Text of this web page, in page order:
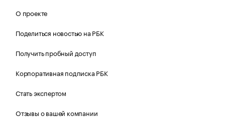
О проекте
Поделиться новостью на РБК
Получить пробный доступ
Корпоративная подписка РБК
Стать экспертом
Отзывы о вашей компании